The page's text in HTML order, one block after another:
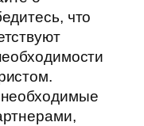
что
необходимые